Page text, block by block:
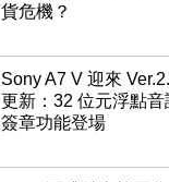
貨危機？
Sony A7 V 迎來
更新：32 位元浮點
簽章功能登場